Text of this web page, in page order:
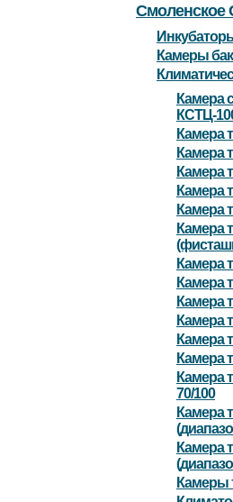
Смоленское
Камеры
Камера
КСТЦ-
Камера
Камера
Камера
Камера
Камера
Камера
Камера
Камера
Камера
Камера
Камера
Камера
Камера
70/100
Камера
Камера
Камеры